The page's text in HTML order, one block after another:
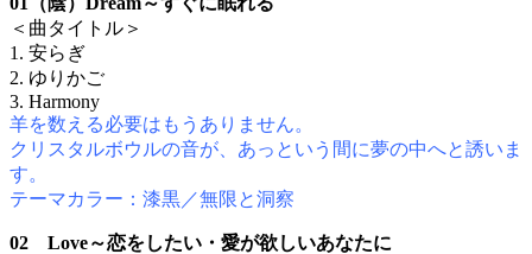
＜曲タイトル＞
1. 安らぎ
2. ゆりかご
3. Harmony
羊を数える必要はもうありません。
クリスタルボウルの音が、あっという間に夢の中へと誘いま
す。
テーマカラー：漆黒／無限と洞察
02 Love～恋をしたい・愛が欲しいあなたに